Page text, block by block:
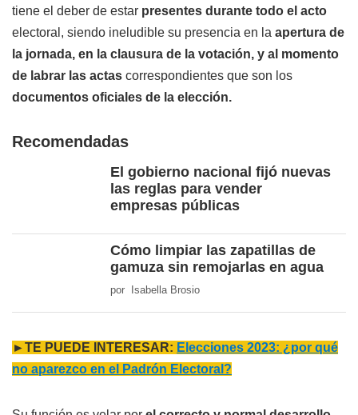
tiene el deber de estar presentes durante todo el acto
electoral, siendo ineludible su presencia en la apertura de
la jornada, en la clausura de la votación, y al momento
de labrar las actas correspondientes que son los
documentos oficiales de la elección.
Recomendadas
El gobierno nacional fijó nuevas
las reglas para vender
empresas públicas
Cómo limpiar las zapatillas de
gamuza sin remojarlas en agua
por Isabella Brosio
►TE PUEDE INTERESAR: Elecciones 2023: ¿por qué
no aparezco en el Padrón Electoral?